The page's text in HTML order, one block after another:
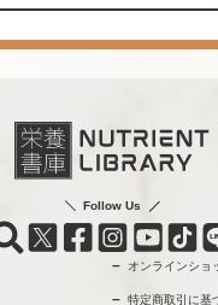
Follow Us
オンラインショ
特定商取引に基